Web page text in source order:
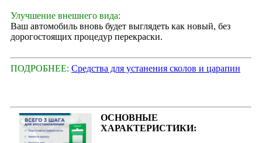
Улучшение внешнего вида:
Ваш автомобиль вновь будет выглядеть как новый, без
дорогостоящих процедур перекраски.
ПОДРОБНЕЕ: Средства для устанения сколов и царапин
ОСНОВНЫЕ
ХАРАКТЕРИСТИКИ: